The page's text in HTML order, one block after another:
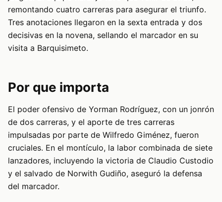
remontando cuatro carreras para asegurar el triunfo.
Tres anotaciones llegaron en la sexta entrada y dos
decisivas en la novena, sellando el marcador en su
visita a Barquisimeto.
Por que importa
El poder ofensivo de Yorman Rodríguez, con un jonrón
de dos carreras, y el aporte de tres carreras
impulsadas por parte de Wilfredo Giménez, fueron
cruciales. En el montículo, la labor combinada de siete
lanzadores, incluyendo la victoria de Claudio Custodio
y el salvado de Norwith Gudiño, aseguró la defensa
del marcador.